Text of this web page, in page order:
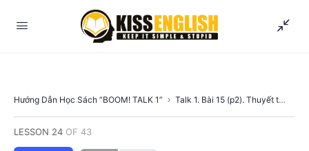
Hướng Dẫn Học Sách “BOOM! TALK 1” Talk 1. Bài 15 (p2). Thuyết trình
LESSON 24 OF 43